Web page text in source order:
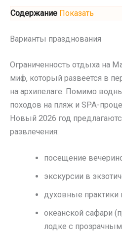
Содержание Показать
Варианты празднования
Ограниченность отдыха на
миф, который развеется в
на архипелаге. Помимо
походов на пляж и SPA-
Новый 2026 год
развлечения:
посещение
экскурсии в
духовные практики
океанской сафари
лодке с